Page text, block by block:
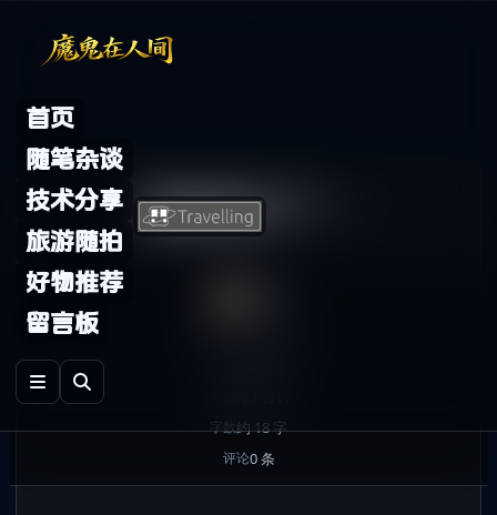
首页
随笔杂谈
技术分享
旅游随拍
好物推荐
留言板
想夏娃了…
字数约 18 字
评论0 条